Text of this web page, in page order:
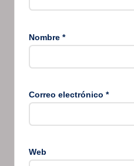
Nombre *
Correo electrónico *
Web